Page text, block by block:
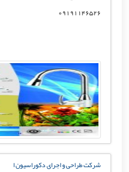
09191146526
شرکت طراحی و اجرای دکوراسیون ا